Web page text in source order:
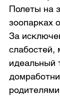
Полеты на
зоопарках
За
идеальный